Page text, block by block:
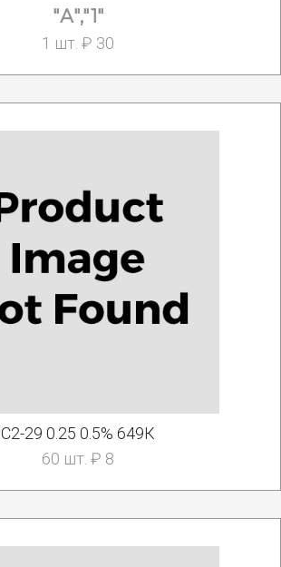
"А","1"
1 шт. ₽ 30
С2-29 0.25 0.5% 649К
60 шт. ₽ 8